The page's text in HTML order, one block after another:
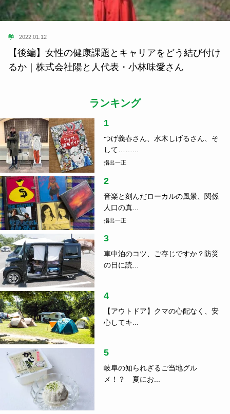
学 2022.01.12
【後編】女性の健康課題とキャリアをどう結び付け
るか｜株式会社陽と人代表・小林味愛さん
ランキング
1
つげ義春さん、水木しげるさん、そ
して……...
指出一正
2
音楽と刻んだローカルの風景、関係
人口の真...
指出一正
3
車中泊のコツ、ご存じですか？防災
の日に読...
4
【アウトドア】クマの心配なく、安
心してキ...
5
岐阜の知られざるご当地グル
メ！？ 夏にお...